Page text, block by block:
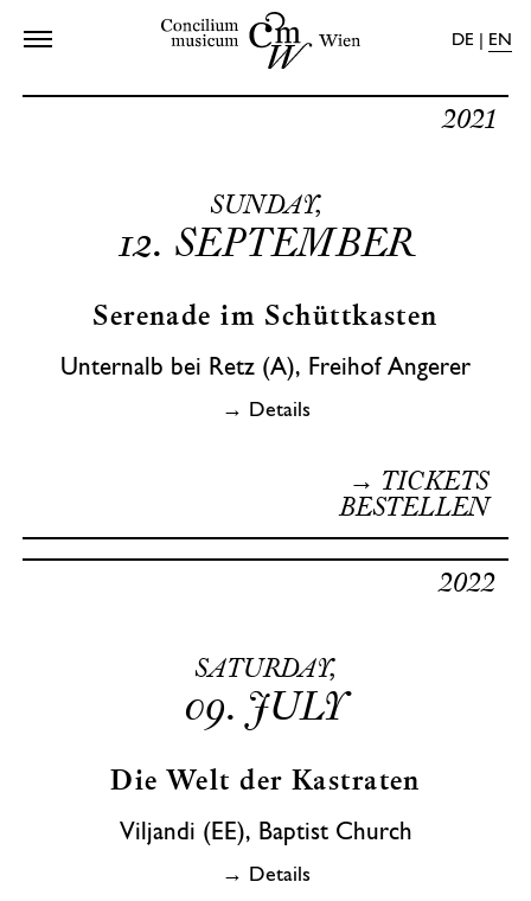
DE EN
Shop
Press
SUNDAY,
12. SEPTEMBER
2021
Serenade im Schüttkasten
Unternalb bei Retz (A), Freihof Angerer
→ Details
→ TICKETS
BESTELLEN
SATURDAY,
09. JULY
2022
Die Welt der Kastraten
Viljandi (EE), Baptist Church
→ Details